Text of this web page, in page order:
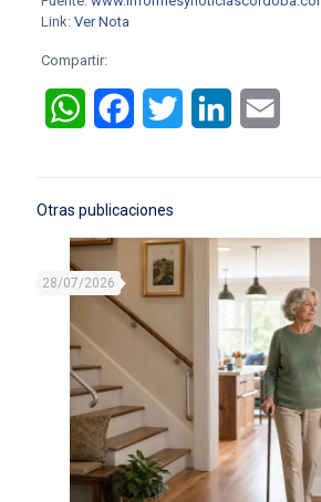
Link: Ver Nota
Compartir:
WhatsAppFacebookTwitter LinkedIn
Otras publicaciones
28/07/2026